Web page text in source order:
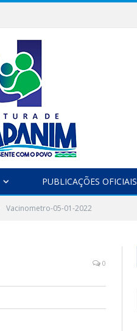
PUBLICAÇÕES OFICIAIS
Vacinometro-05-01-2022
0